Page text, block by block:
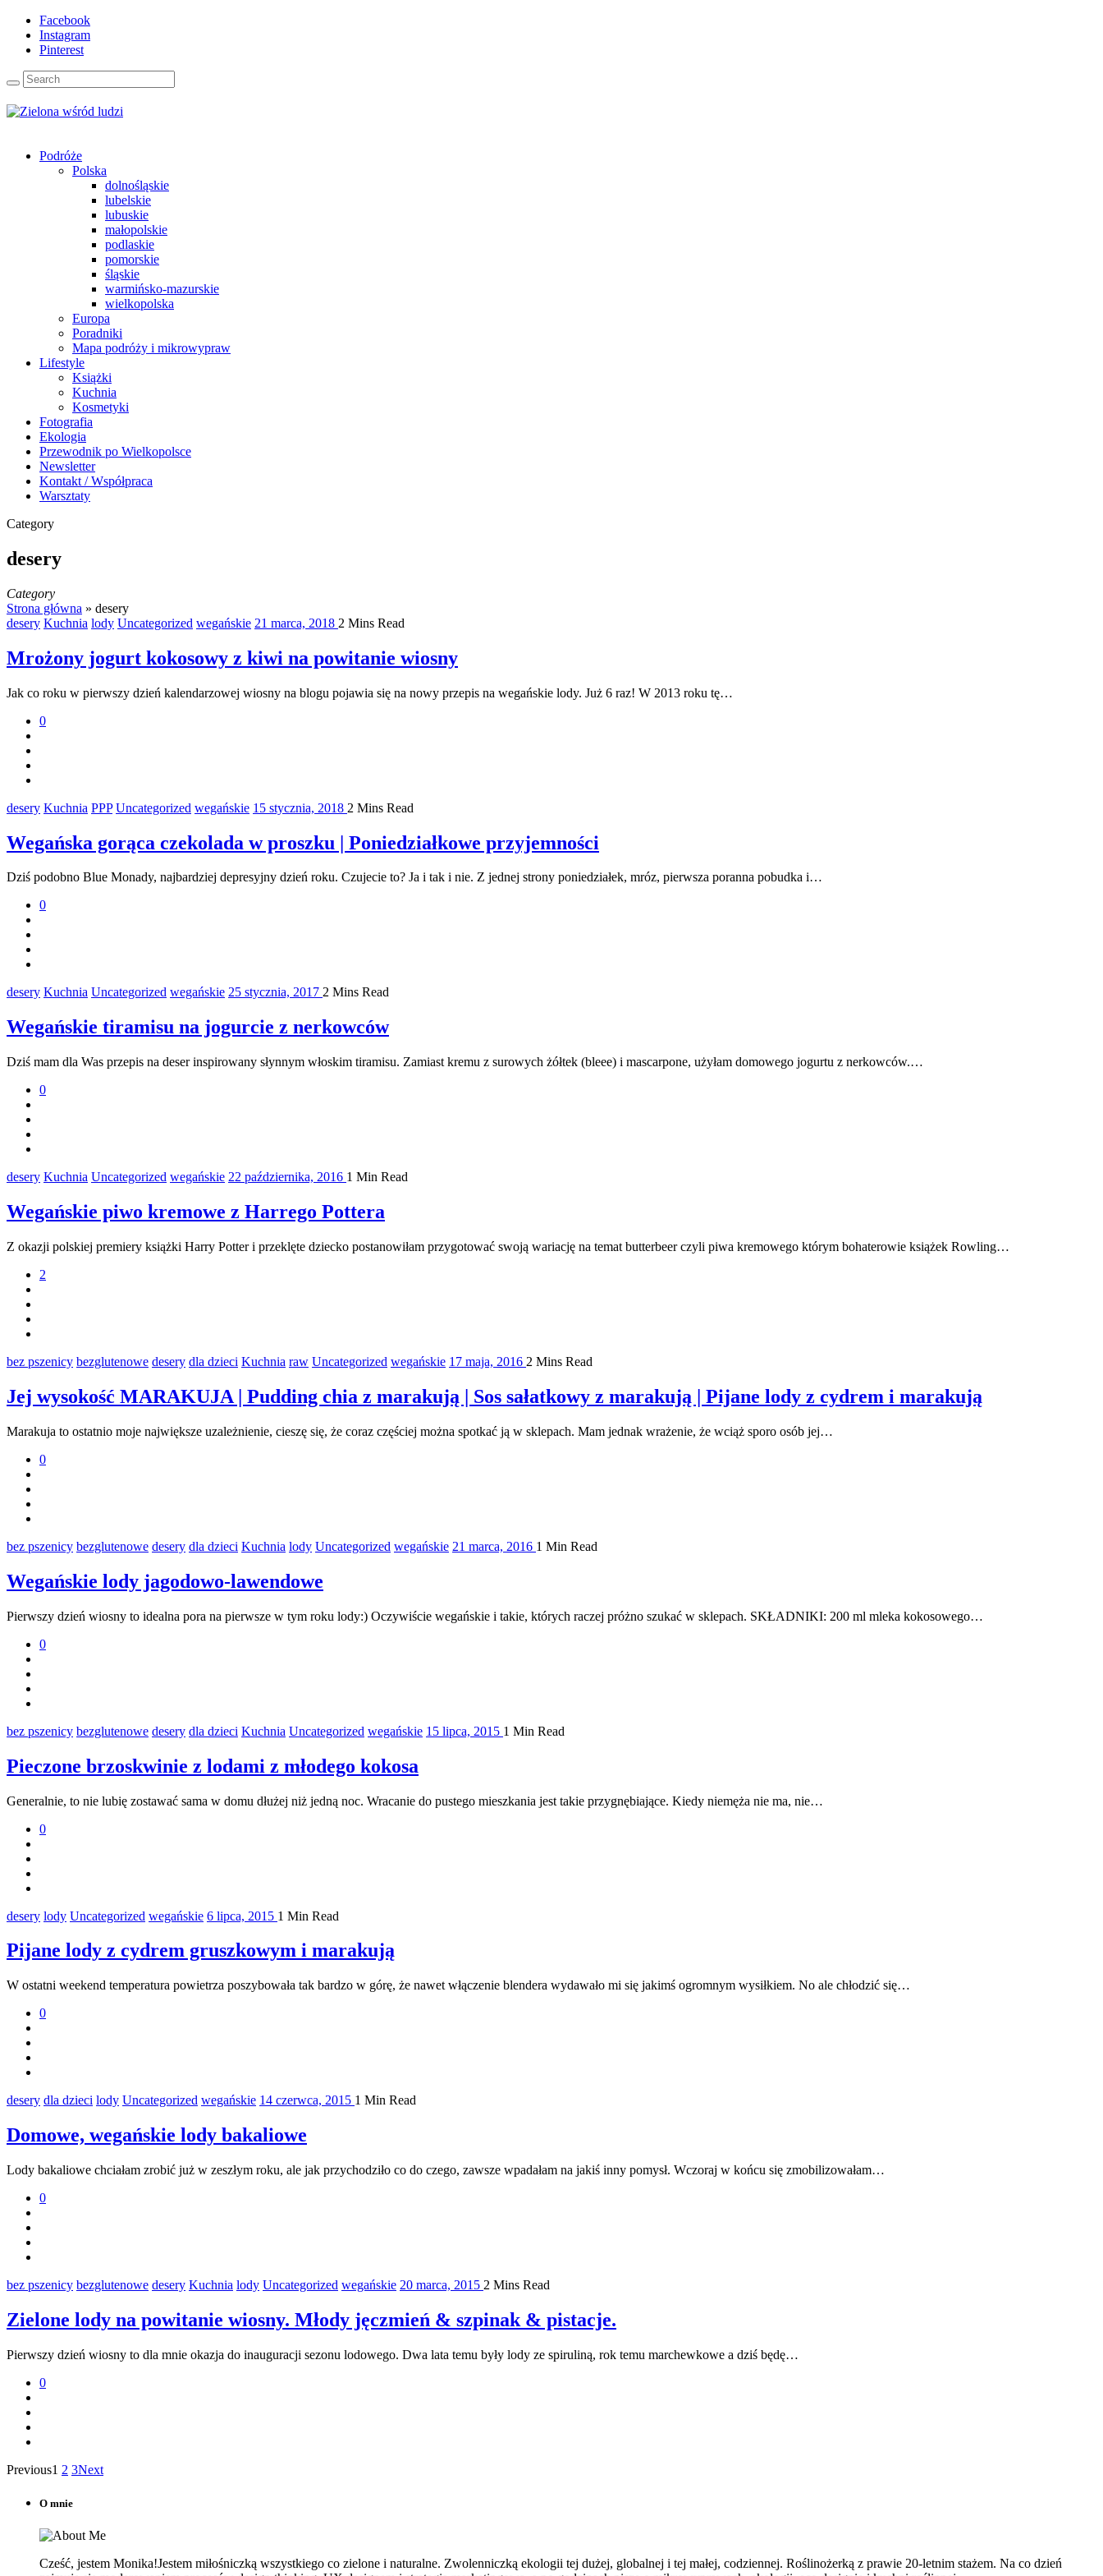
Facebook
Instagram
Pinterest
Podróże
Polska
dolnośląskie
lubelskie
lubuskie
małopolskie
podlaskie
pomorskie
śląskie
warmińsko-mazurskie
wielkopolska
Europa
Poradniki
Mapa podróży i mikrowypraw
Lifestyle
Książki
Kuchnia
Kosmetyki
Fotografia
Ekologia
Przewodnik po Wielkopolsce
Newsletter
Kontakt / Współpraca
Warsztaty
Category
desery
Category
Strona główna » desery
desery Kuchnia lody Uncategorized wegańskie 21 marca, 2018 2 Mins Read
Mrożony jogurt kokosowy z kiwi na powitanie wiosny
Jak co roku w pierwszy dzień kalendarzowej wiosny na blogu pojawia się na nowy przepis na wegańskie lody. Już 6 raz! W 2013 roku tę…
0
desery Kuchnia PPP Uncategorized wegańskie 15 stycznia, 2018 2 Mins Read
Wegańska gorąca czekolada w proszku | Poniedziałkowe przyjemności
Dziś podobno Blue Monady, najbardziej depresyjny dzień roku. Czujecie to? Ja i tak i nie. Z jednej strony poniedziałek, mróz, pierwsza poranna pobudka i…
0
desery Kuchnia Uncategorized wegańskie 25 stycznia, 2017 2 Mins Read
Wegańskie tiramisu na jogurcie z nerkowców
Dziś mam dla Was przepis na deser inspirowany słynnym włoskim tiramisu. Zamiast kremu z surowych żółtek (bleee) i mascarpone, użyłam domowego jogurtu z nerkowców.…
0
desery Kuchnia Uncategorized wegańskie 22 października, 2016 1 Min Read
Wegańskie piwo kremowe z Harrego Pottera
Z okazji polskiej premiery książki Harry Potter i przeklęte dziecko postanowiłam przygotować swoją wariację na temat butterbeer czyli piwa kremowego którym bohaterowie książek Rowling…
2
bez pszenicy bezglutenowe desery dla dzieci Kuchnia raw Uncategorized wegańskie 17 maja, 2016 2 Mins Read
Jej wysokość MARAKUJA | Pudding chia z marakują | Sos sałatkowy z marakują | Pijane lody z cydrem i marakują
Marakuja to ostatnio moje największe uzależnienie, cieszę się, że coraz częściej można spotkać ją w sklepach. Mam jednak wrażenie, że wciąż sporo osób jej…
0
bez pszenicy bezglutenowe desery dla dzieci Kuchnia lody Uncategorized wegańskie 21 marca, 2016 1 Min Read
Wegańskie lody jagodowo-lawendowe
Pierwszy dzień wiosny to idealna pora na pierwsze w tym roku lody:) Oczywiście wegańskie i takie, których raczej próżno szukać w sklepach. SKŁADNIKI: 200 ml mleka kokosowego…
0
bez pszenicy bezglutenowe desery dla dzieci Kuchnia Uncategorized wegańskie 15 lipca, 2015 1 Min Read
Pieczone brzoskwinie z lodami z młodego kokosa
Generalnie, to nie lubię zostawać sama w domu dłużej niż jedną noc. Wracanie do pustego mieszkania jest takie przygnębiające. Kiedy niemęża nie ma, nie…
0
desery lody Uncategorized wegańskie 6 lipca, 2015 1 Min Read
Pijane lody z cydrem gruszkowym i marakują
W ostatni weekend temperatura powietrza poszybowała tak bardzo w górę, że nawet włączenie blendera wydawało mi się jakimś ogromnym wysiłkiem. No ale chłodzić się…
0
desery dla dzieci lody Uncategorized wegańskie 14 czerwca, 2015 1 Min Read
Domowe, wegańskie lody bakaliowe
Lody bakaliowe chciałam zrobić już w zeszłym roku, ale jak przychodziło co do czego, zawsze wpadałam na jakiś inny pomysł. Wczoraj w końcu się zmobilizowałam…
0
bez pszenicy bezglutenowe desery Kuchnia lody Uncategorized wegańskie 20 marca, 2015 2 Mins Read
Zielone lody na powitanie wiosny. Młody jęczmień & szpinak & pistacje.
Pierwszy dzień wiosny to dla mnie okazja do inauguracji sezonu lodowego. Dwa lata temu były lody ze spiruliną, rok temu marchewkowe a dziś będę…
0
Previous1 2 3Next
O mnie
Cześć, jestem Monika!Jestem miłośniczką wszystkiego co zielone i naturalne. Zwolenniczką ekologii tej dużej, globalnej i tej małej, codziennej. Roślinożerką z prawie 20-letnim stażem. Na co dzień